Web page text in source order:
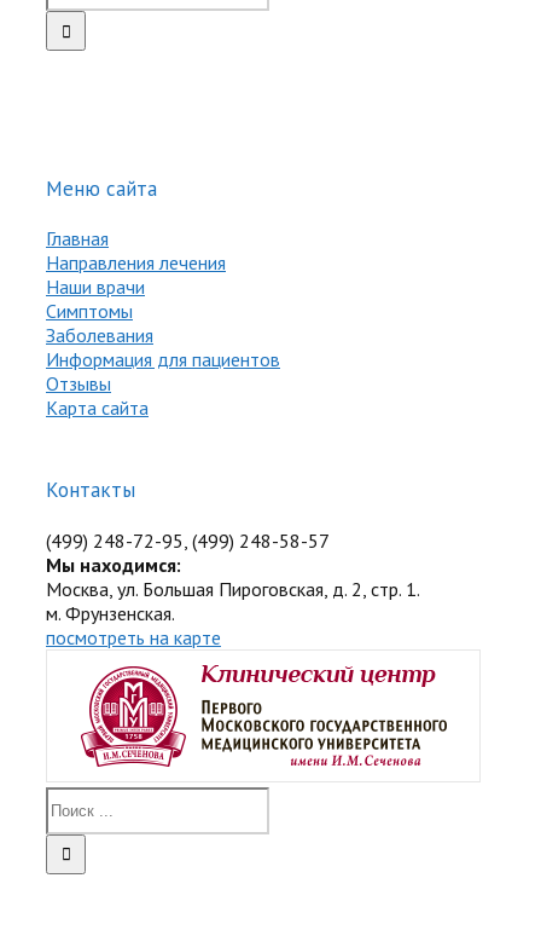
Меню сайта
Главная
Направления лечения
Наши врачи
Симптомы
Заболевания
Информация для пациентов
Отзывы
Карта сайта
Контакты
(499) 248-72-95, (499) 248-58-57
Мы находимся:
Москва, ул. Большая Пироговская, д. 2, стр. 1.
м. Фрунзенская.
посмотреть на карте